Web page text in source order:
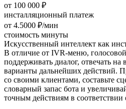
от 100 000 ₽
инсталляционный платеж
от 4.5000 ₽/мин
стоимость минуты
Искусственный интеллект как
В отличие от IVR-меню,
поддерживать диалог, отвечать на
варианты дальнейших действий.
со своими клиентами, составьте
словарный запас бота и
точным действиям в